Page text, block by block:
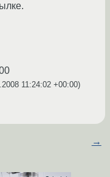
11:24:02 +00:00)
→